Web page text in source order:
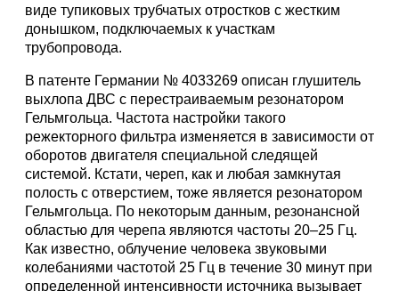
виде тупиковых трубчатых отростков с жестким
донышком, подключаемых к участкам
трубопровода.
В патенте Германии № 4033269 описан глушитель
выхлопа ДВС с перестраиваемым резонатором
Гельмгольца. Частота настройки такого
режекторного фильтра изменяется в зависимости от
оборотов двигателя специальной следящей
системой. Кстати, череп, как и любая замкнутая
полость с отверстием, тоже является резонатором
Гельмгольца. По некоторым данным, резонансной
областью для черепа являются частоты 20–25 Гц.
Как известно, облучение человека звуковыми
колебаниями частотой 25 Гц в течение 30 минут при
определенной интенсивности источника вызывает